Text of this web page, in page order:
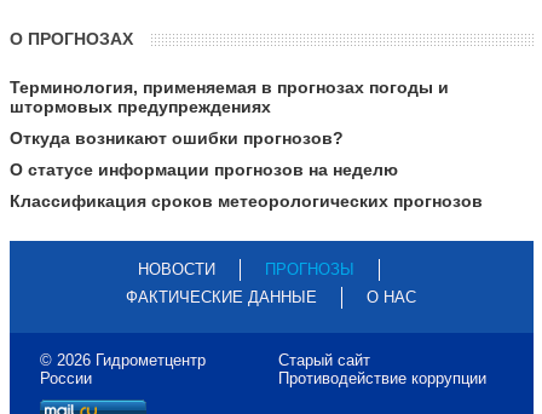
О ПРОГНОЗАХ
Терминология, применяемая в прогнозах погоды и
штормовых предупреждениях
Откуда возникают ошибки прогнозов?
О статусе информации прогнозов на неделю
Классификация сроков метеорологических прогнозов
НОВОСТИ
ПРОГНОЗЫ
ФАКТИЧЕСКИЕ ДАННЫЕ
О НАС
© 2026 Гидрометцентр
России
Старый сайт
Противодействие коррупции